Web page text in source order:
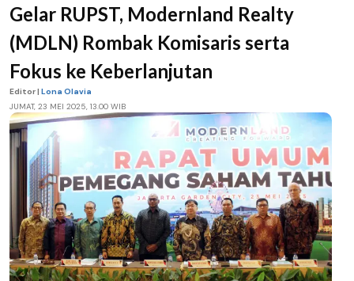
Gelar RUPST, Modernland Realty
(MDLN) Rombak Komisaris serta
Fokus ke Keberlanjutan
Editor | Lona Olavia
JUMAT, 23 MEI 2025, 13.00 WIB